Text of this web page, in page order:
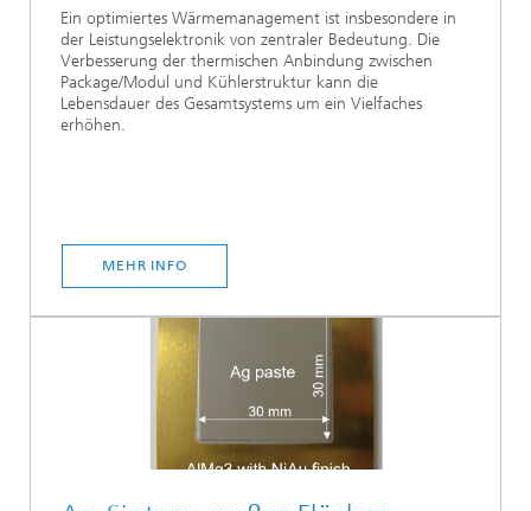
Ein optimiertes Wärmemanagement ist insbesondere in
der Leistungselektronik von zentraler Bedeutung. Die
Verbesserung der thermischen Anbindung zwischen
Package/Modul und Kühlerstruktur kann die
Lebensdauer des Gesamtsystems um ein Vielfaches
erhöhen.
MEHR INFO